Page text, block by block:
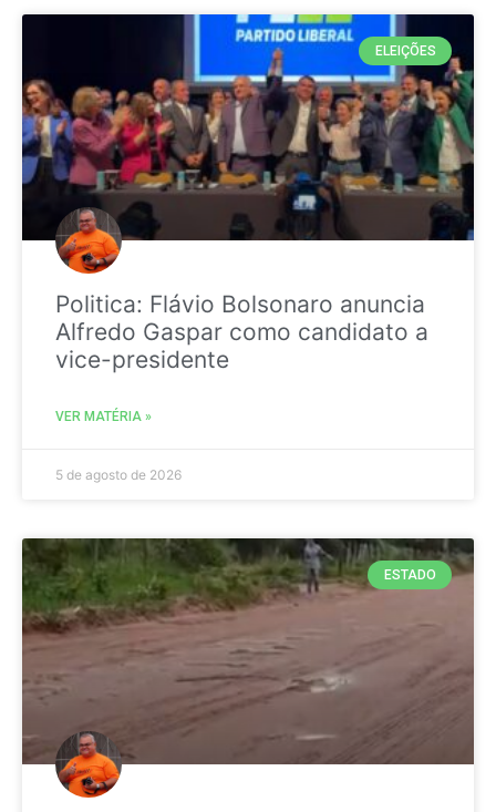
ELEIÇÕES
Politica: Flávio Bolsonaro anuncia
Alfredo Gaspar como candidato a
vice-presidente
VER MATÉRIA »
5 de agosto de 2026
ESTADO